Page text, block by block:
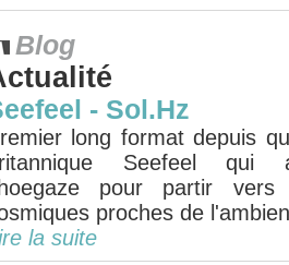
Blog
- Sol.Hz
long format depuis
Seefeel qui
pour partir
proches de
la suite